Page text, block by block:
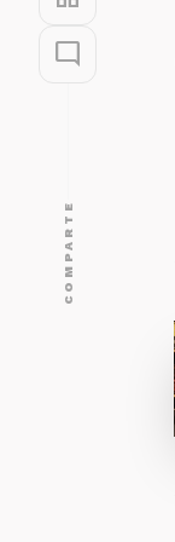
mode_comment
COMPARTE